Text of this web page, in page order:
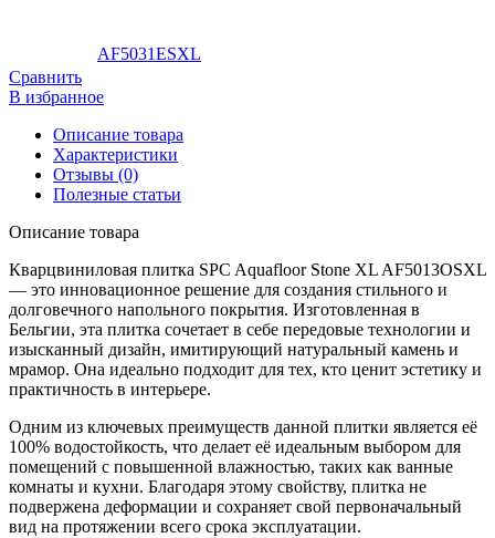
AF5031ESXL
Сравнить
В избранное
Описание товара
Характеристики
Отзывы (0)
Полезные статьи
Описание товара
Кварцвиниловая плитка SPC Aquafloor Stone XL AF5013OSXL
— это инновационное решение для создания стильного и
долговечного напольного покрытия. Изготовленная в
Бельгии, эта плитка сочетает в себе передовые технологии и
изысканный дизайн, имитирующий натуральный камень и
мрамор. Она идеально подходит для тех, кто ценит эстетику и
практичность в интерьере.
Одним из ключевых преимуществ данной плитки является её
100% водостойкость, что делает её идеальным выбором для
помещений с повышенной влажностью, таких как ванные
комнаты и кухни. Благодаря этому свойству, плитка не
подвержена деформации и сохраняет свой первоначальный
вид на протяжении всего срока эксплуатации.